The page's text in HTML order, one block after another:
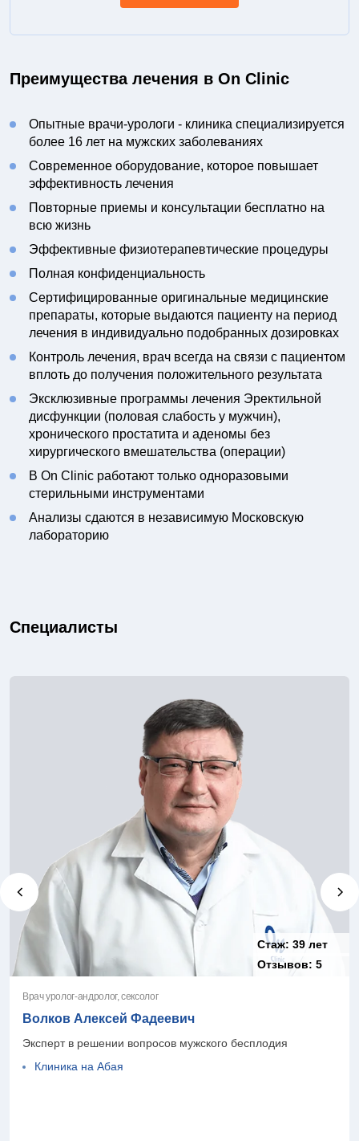
Преимущества лечения в On Clinic
Опытные врачи-урологи - клиника специализируется
более 16 лет на мужских заболеваниях
Современное оборудование, которое повышает
эффективность лечения
Повторные приемы и консультации бесплатно на
всю жизнь
Эффективные физиотерапевтические процедуры
Полная конфиденциальность
Сертифицированные оригинальные медицинские
препараты, которые выдаются пациенту на период
лечения в индивидуально подобранных дозировках
Контроль лечения, врач всегда на связи с пациентом
вплоть до получения положительного результата
Эксклюзивные программы лечения Эректильной
дисфункции (половая слабость у мужчин),
хронического простатита и аденомы без
хирургического вмешательства (операции)
В On Clinic работают только одноразовыми
стерильными инструментами
Анализы сдаются в независимую Московскую
лабораторию
Специалисты
Стаж: 39 лет
Отзывов: 5
Врач уролог-андролог, сексолог
Волков Алексей Фадеевич
Эксперт в решении вопросов мужского бесплодия
Клиника на Абая